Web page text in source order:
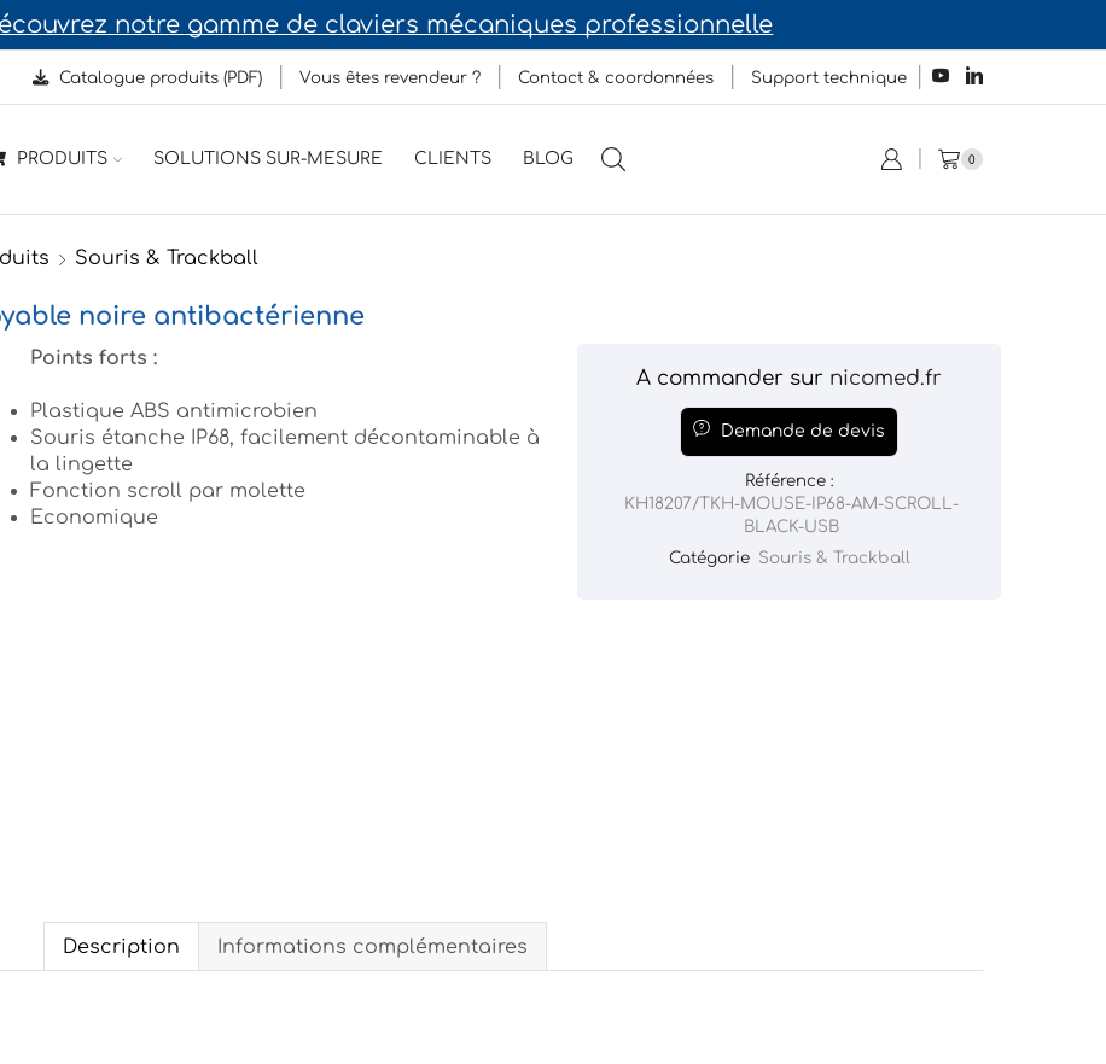
notre gamme de claviers mécaniques professionnelle
Catalogue produits (PDF) Vous êtes revendeur ? Contact & coordonnées Support technique
PRODUITS SOLUTIONS SUR-MESURE CLIENTS BLOG 0
Souris & Trackball
noire antibactérienne
Points forts :
Plastique ABS antimicrobien
Souris étanche IP68, facilement décontaminable à
la lingette
Fonction scroll par molette
Economique
A commander sur nicomed.fr
Demande de devis
Référence :
KH18207/TKH-MOUSE-IP68-AM-SCROLL-
BLACK-USB
Catégorie Souris & Trackball
Description Informations complémentaires